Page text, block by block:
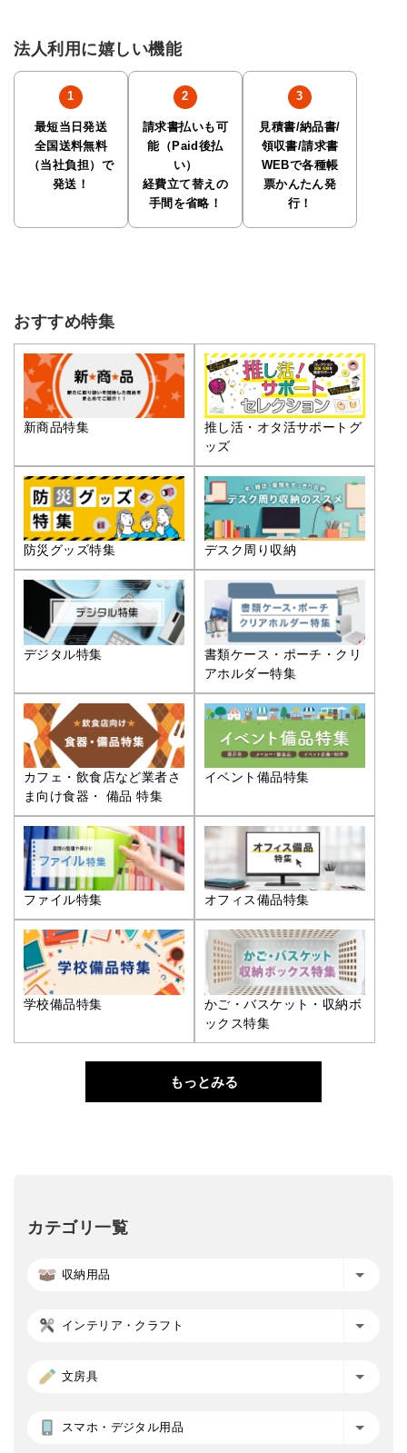
法人利用に嬉しい機能
最短当日発送
全国送料無料
（当社負担）で
発送！
請求書払いも可
能（Paid後払
い）
経費立て替えの
手間を省略！
見積書/納品書/
領収書/請求書
WEBで各種帳
票かんたん発
行！
おすすめ特集
新商品特集
推し活・オタ活サポートグ
ッズ
防災グッズ特集 デスク周り収納
デジタル特集
書類ケース・ポーチ・クリ
アホルダー特集
カフェ・飲食店など業者さ
ま向け食器・ 備品 特集
イベント備品特集
ファイル特集 オフィス備品特集
学校備品特集
かご・バスケット・収納ボ
ックス特集
もっとみる
カテゴリ一覧
収納用品
インテリア・クラフト
文房具
スマホ・デジタル用品